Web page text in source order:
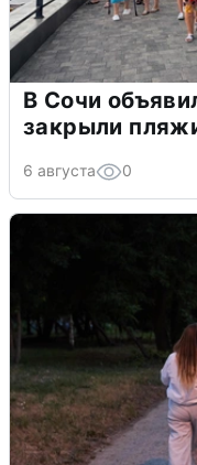
В Сочи
закрыли
6 августа 0